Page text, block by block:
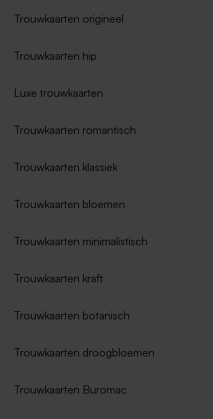
Trouwkaarten origineel
Trouwkaarten hip
Luxe trouwkaarten
Trouwkaarten romantisch
Trouwkaarten klassiek
Trouwkaarten bloemen
Trouwkaarten minimalistisch
Trouwkaarten kraft
Trouwkaarten botanisch
Trouwkaarten droogbloemen
Trouwkaarten Buromac